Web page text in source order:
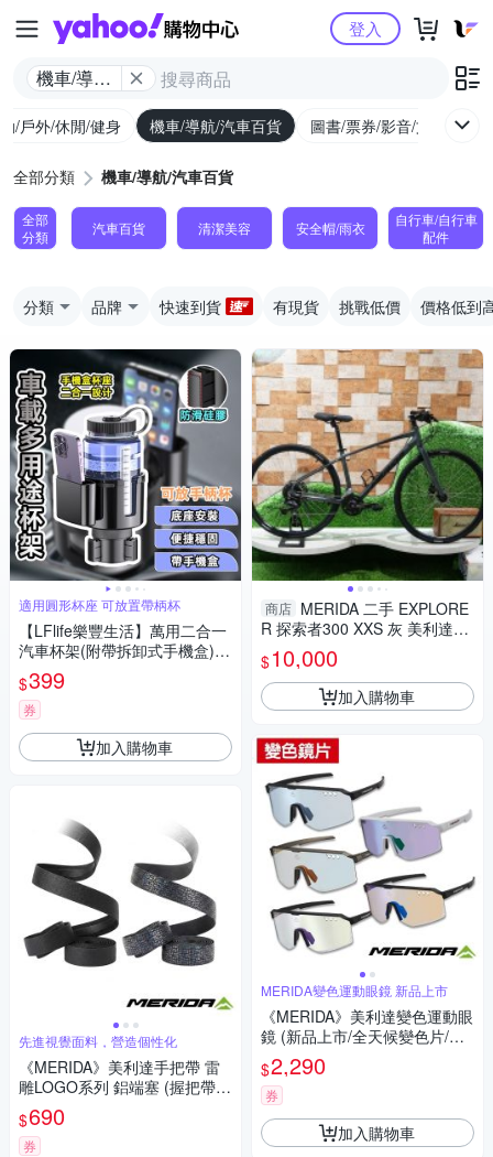
Yahoo購物中心
機車/導航/
登入
/戶外/休閒/健身 機車/導航/汽車百貨 圖書/票券/影音/文具
全部分類 機車/導航/汽車百貨
全部
分類
汽車百貨 清潔美容 安全帽/雨衣
自行車/自行車
配件
分類 品牌 快速到貨 有現貨 挑戰低價 價格低到
適用圓形杯座 可放置帶柄杯
【LFlife樂豐生活】萬用二合一
汽車杯架(附帶拆卸式手機盒)
車用杯架 飲料架 水杯架
$399
券
加入購物車
先進視覺面料，營造個性化
《MERIDA》美利達手把帶 雷
雕LOGO系列 鋁端塞 (握把帶/
車把帶/把手/單車/自行車)
$690
券
商店 MERIDA 二手 EXPLORE
R 探索者300 XXS 灰 美利達碟
煞平把跑車/公路車 (通勤/代步/
上學/運動/單車自行車)
$10,000
加入購物車
MERIDA變色運動眼鏡 新品上市
《MERIDA》美利達變色運動眼
鏡 (新品上市/全天候變色片/護
目鏡/墨鏡/太陽眼鏡/路跑/單車/
自行車)
$2,290
券
加入購物車